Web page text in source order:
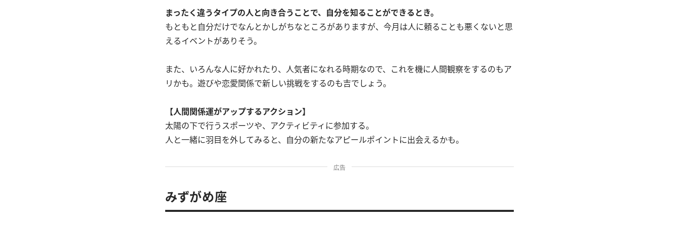
まったく違うタイプの人と向き合うことで、自分を知ることができるとき。
もともと自分だけでなんとかしがちなところがありますが、今月は人に頼ることも悪くないと思
えるイベントがありそう。
また、いろんな人に好かれたり、人気者になれる時期なので、これを機に人間観察をするのもア
リかも。遊びや恋愛関係で新しい挑戦をするのも吉でしょう。
【人間関係運がアップするアクション】
太陽の下で行うスポーツや、アクティビティに参加する。
人と一緒に羽目を外してみると、自分の新たなアピールポイントに出会えるかも。
広告
みずがめ座